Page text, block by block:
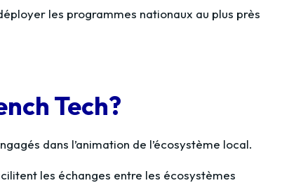
les programmes nationaux au plus près
Tech?
dans l’animation de l’écosystème local.
les échanges entre les écosystèmes